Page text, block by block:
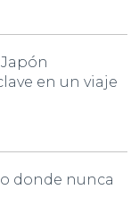
en un viaje
donde nunca